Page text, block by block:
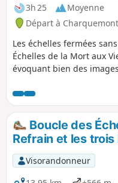
3h 25
Moyenne
Départ à
Les échelles fermées
Échelles de la Mort aux
évoquant bien des
Quant à ces vieilles
vue sauvage sur la
par les berges
et des pêcheurs.
Boucle des
Refrain et les
Visorandonneur